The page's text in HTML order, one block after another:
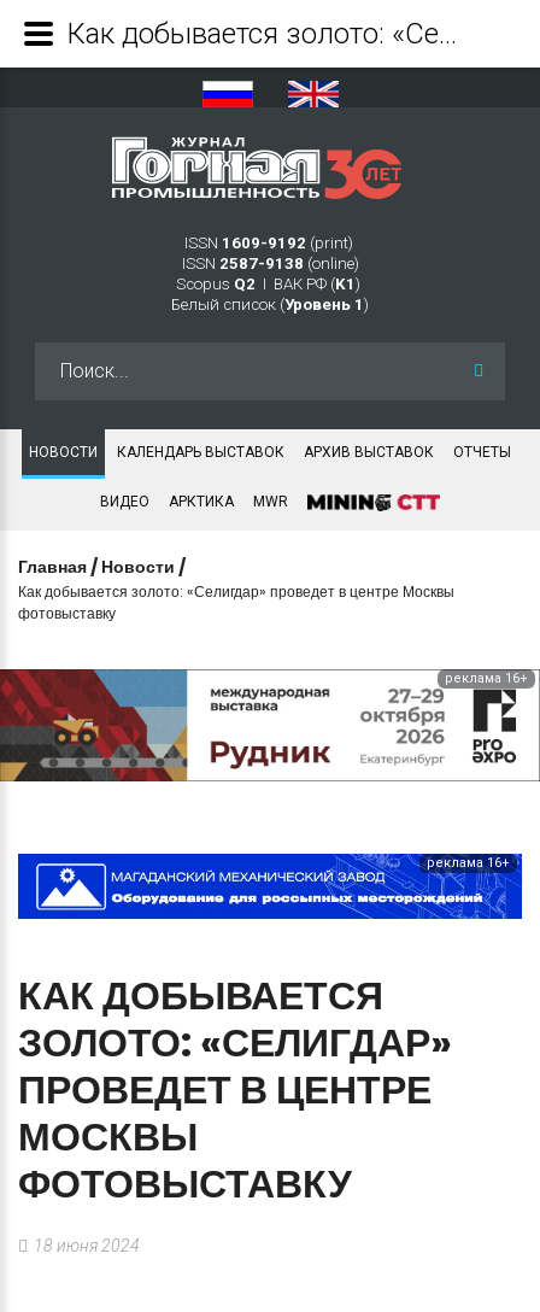
ISSN 1609-9192 (print)
ISSN 2587-9138 (online)
Scopus Q2 Ι ВАК РФ (K1 )
Белый список (Уровень 1 )
НОВОСТИ КАЛЕНДАРЬ ВЫСТАВОК АРХИВ ВЫСТАВОК ОТЧЕТЫ
ВИДЕО АРКТИКА MWR
Главная / Новости /
Как добывается золото: «Селигдар» проведет в центре Москвы
фотовыставку
реклама 16+
реклама 16+
КАКДОБЫВАЕТСЯ
ЗОЛОТО: «СЕЛИГДАР»
ПРОВЕДЕТ В ЦЕНТРЕ
МОСКВЫ
ФОТОВЫСТАВКУ
18 июня 2024
Как добывается золото: «Селигдар» проведет в центре Москвы фотовыставку - Журнал Горная промышленность